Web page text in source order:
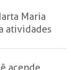
Maria
atividades
acende